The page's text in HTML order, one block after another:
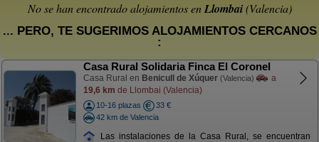
No se han encontrado alojamientos enLlombai(Valencia)
... PERO, TE SUGERIMOS ALOJAMIENTOS CERCANOS
:
Casa Rural Solidaria Finca El Coronel
Casa Rural en Benicull de Xúquer (Valencia)
a
19,6 km de Llombai (Valencia)
10-16 plazas
33 €
42 km de Valencia
Las instalaciones de la Casa Rural, se encuentran